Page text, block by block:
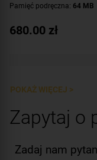
Pamięć podręczna: 64 MB
Przeznaczenie:
praca
680.00 zł
POKAŻ WIĘCEJ >
Zapytaj o
Zadaj nam